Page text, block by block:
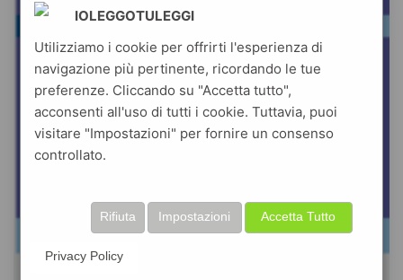
IOLEGGOTULEGGI
Utilizziamo i cookie per offrirti l'esperienza di
navigazione più pertinente, ricordando le tue
preferenze. Cliccando su "Accetta tutto",
acconsenti all'uso di tutti i cookie. Tuttavia, puoi
visitare "Impostazioni" per fornire un consenso
controllato.
Accetta Tutto
Impostazioni
Rifiuta
Privacy Policy